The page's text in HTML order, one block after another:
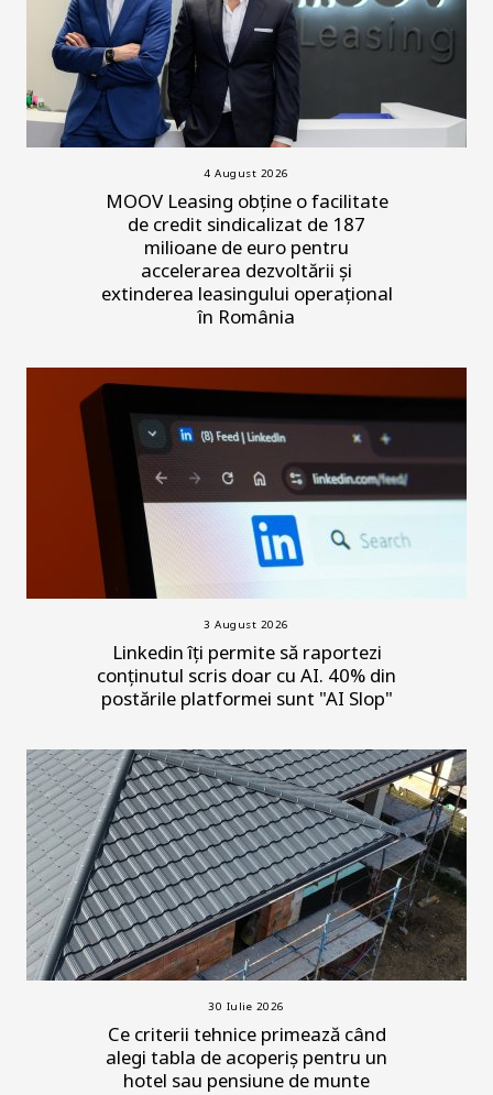
4 August 2026
MOOV Leasing obține o facilitate
de credit sindicalizat de 187
milioane de euro pentru
accelerarea dezvoltării și
extinderea leasingului operațional
în România
3 August 2026
Linkedin îți permite să raportezi
conținutul scris doar cu AI. 40% din
postările platformei sunt "AI Slop"
30 Iulie 2026
Ce criterii tehnice primează când
alegi tabla de acoperiș pentru un
hotel sau pensiune de munte